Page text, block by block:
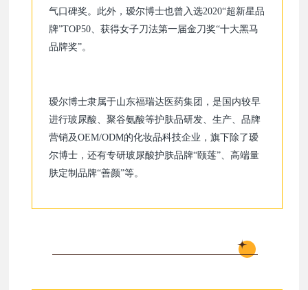
气口碑奖。此外，瑷尔博士也曾入选2020“超新星品
牌”TOP50、获得女子刀法第一届金刀奖“十大黑马
品牌奖”。
瑷尔博士隶属于山东福瑞达医药集团，是国内较早
进行玻尿酸、聚谷氨酸等护肤品研发、生产、品牌
营销及OEM/ODM的化妆品科技企业，旗下除了瑷
尔博士，还有专研玻尿酸护肤品牌“颐莲”、高端量
肤定制品牌“善颜”等。